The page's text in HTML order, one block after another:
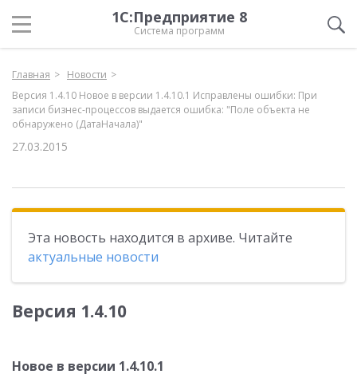
1С:Предприятие 8
Система программ
Главная
Новости
Версия 1.4.10 Новое в версии 1.4.10.1 Исправлены ошибки: При
записи бизнес-процессов выдается ошибка: "Поле объекта не
обнаружено (ДатаНачала)"
27.03.2015
Эта новость находится в архиве. Читайте
актуальные новости
Версия 1.4.10
Новое в версии 1.4.10.1